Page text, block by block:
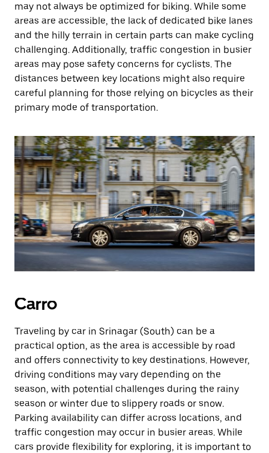
may not always be optimized for biking. While some
areas are accessible, the lack of dedicated bike lanes
and the hilly terrain in certain parts can make cycling
challenging. Additionally, traffic congestion in busier
areas may pose safety concerns for cyclists. The
distances between key locations might also require
careful planning for those relying on bicycles as their
primary mode of transportation.
Carro
Traveling by car in Srinagar (South) can be a
practical option, as the area is accessible by road
and offers connectivity to key destinations. However,
driving conditions may vary depending on the
season, with potential challenges during the rainy
season or winter due to slippery roads or snow.
Parking availability can differ across locations, and
traffic congestion may occur in busier areas. While
cars provide flexibility for exploring, it is important to